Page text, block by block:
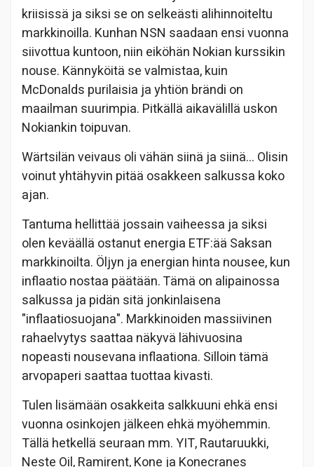
kriisissä ja siksi se on selkeästi alihinnoiteltu
markkinoilla. Kunhan NSN saadaan ensi vuonna
siivottua kuntoon, niin eiköhän Nokian kurssikin
nouse. Kännyköitä se valmistaa, kuin
McDonalds purilaisia ja yhtiön brändi on
maailman suurimpia. Pitkällä aikavälillä uskon
Nokiankin toipuvan.
Wärtsilän veivaus oli vähän siinä ja siinä… Olisin
voinut yhtähyvin pitää osakkeen salkussa koko
ajan.
Tantuma hellittää jossain vaiheessa ja siksi
olen keväällä ostanut energia ETF:ää Saksan
markkinoilta. Öljyn ja energian hinta nousee, kun
inflaatio nostaa päätään. Tämä on alipainossa
salkussa ja pidän sitä jonkinlaisena
"inflaatiosuojana". Markkinoiden massiivinen
rahaelvytys saattaa näkyvä lähivuosina
nopeasti nousevana inflaationa. Silloin tämä
arvopaperi saattaa tuottaa kivasti.
Tulen lisämään osakkeita salkkuuni ehkä ensi
vuonna osinkojen jälkeen ehkä myöhemmin.
Tällä hetkellä seuraan mm. YIT, Rautaruukki,
Neste Oil, Ramirent, Kone ja Konecranes